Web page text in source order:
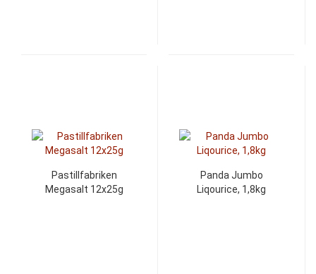
Pastillfabriken
Megasalt 12x25g
Panda Jumbo
Liqourice, 1,8kg